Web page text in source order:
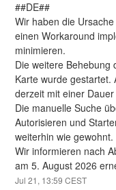
##DE##
Wir haben die
einen Workaround
minimieren.
Die weitere Behebung
Karte wurde gestartet.
derzeit mit einer
Die manuelle Suche
Autorisieren und
weiterhin wie gewohnt.
Wir informieren nach
am 5. August 2026
Jul21 , 13:59 CEST